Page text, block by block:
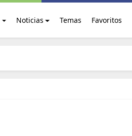
Noticias Temas Favoritos